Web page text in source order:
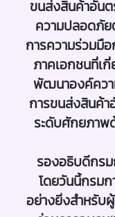
ขนส่งสินค้าอันต
ความปลอดภัย
การความร่วมมื
ภาคเอกชนที่เ
พัฒนาองค์ควา
การขนส่งสินค้า
ระดับศักยภาพ
รองอธิบดีกร
โดยวันนี้กรม
อย่างยิ่งสำหรับ